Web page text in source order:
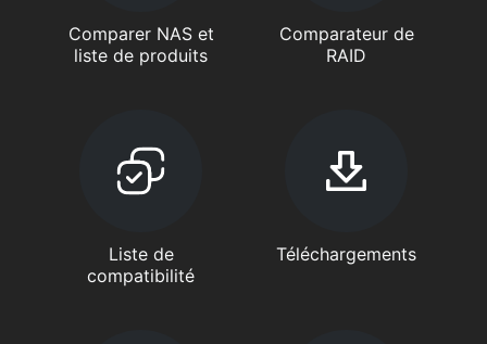
Comparer NAS et
liste de produits
Comparateur de
RAID
Liste de
compatibilité
Téléchargements